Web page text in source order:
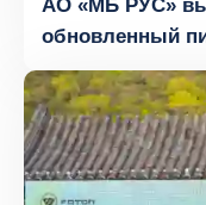
АО «МБ РУС»
обновленный
пружинной